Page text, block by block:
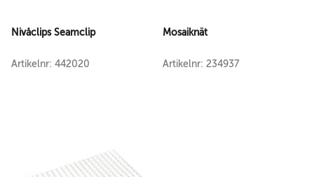
Nivåclips Seamclip
Artikelnr: 442020
Mosaiknät
Artikelnr: 234937